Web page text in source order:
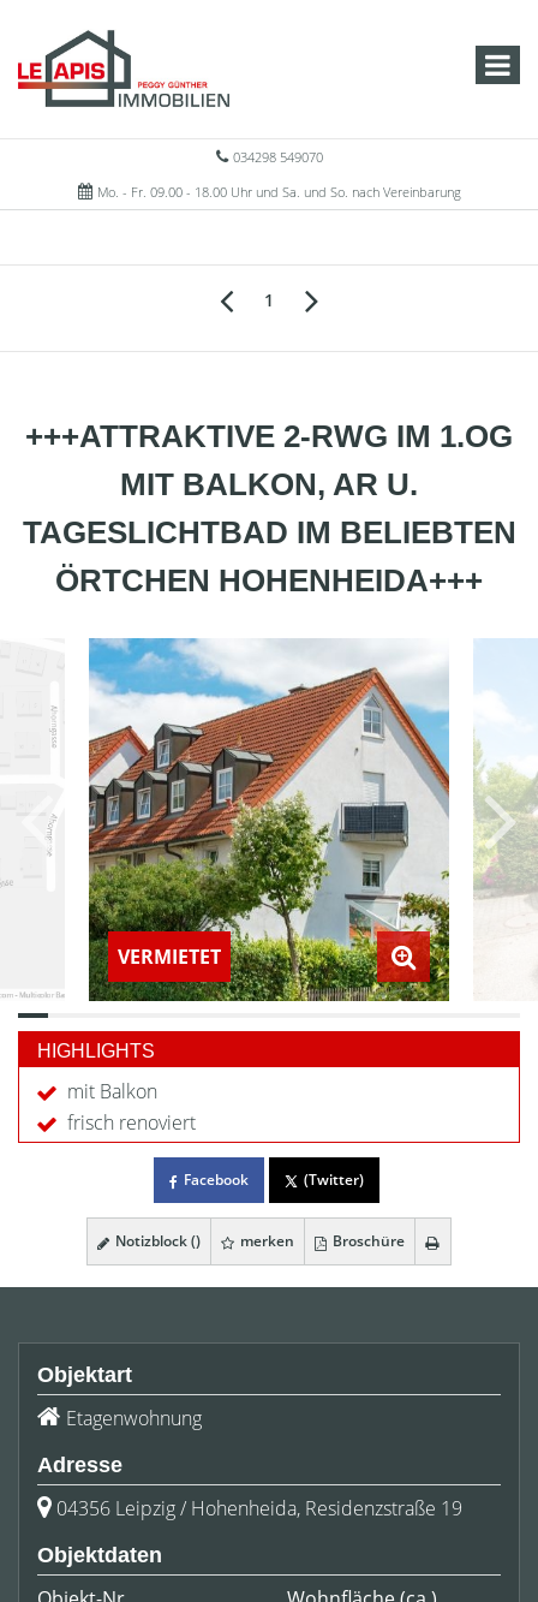
034298 549070
Mo. - Fr. 09.00 - 18.00 Uhr und Sa. und So. nach Vereinbarung
1
+++ATTRAKTIVE 2-RWG IM 1.OG
MIT BALKON, AR U.
TAGESLICHTBAD IM BELIEBTEN
ÖRTCHEN HOHENHEIDA+++
VERMIETET
HIGHLIGHTS
mit Balkon
frisch renoviert
Facebook (Twitter)
Notizblock () merken Broschüre
Objektart
Etagenwohnung
Adresse
04356 Leipzig / Hohenheida, Residenzstraße 19
Objektdaten